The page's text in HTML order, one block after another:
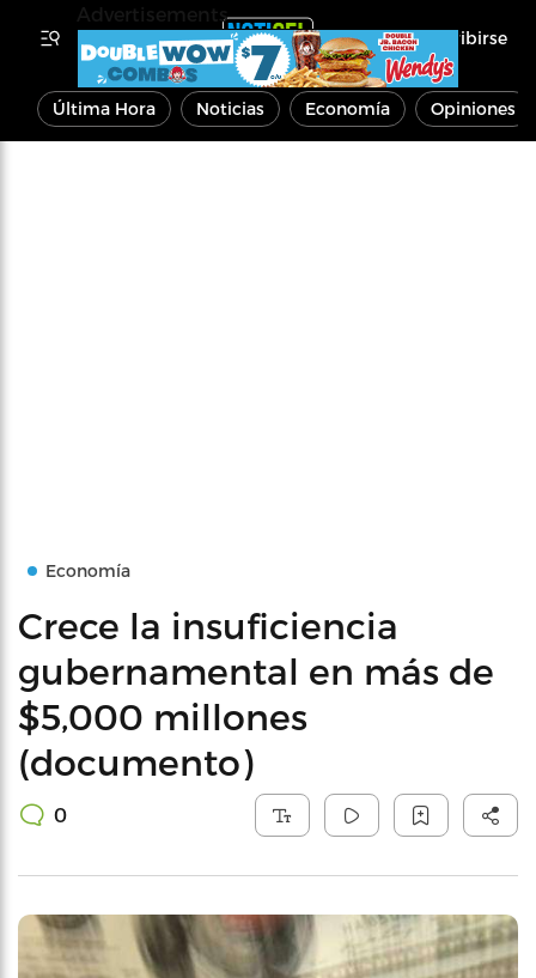
Inscribirse
Última Hora Noticias Economía Opiniones
Economía
Crece la insuficiencia
gubernamental en más de
$5,000 millones
(documento)
0
Advertisements